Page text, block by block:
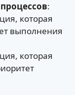
:
которая
выполнения
которая